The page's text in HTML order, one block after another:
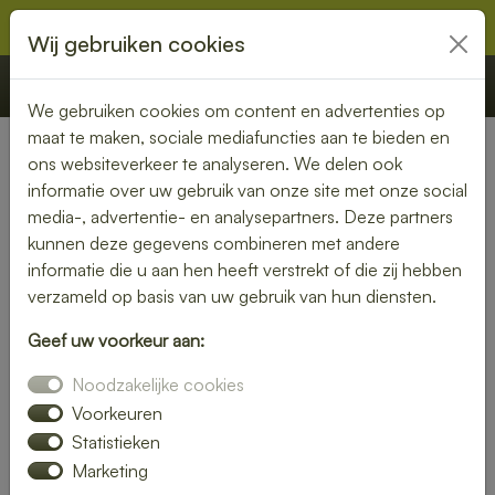
€ 0,00 Offerte Bestellen
Nederland» Geelbroek
Geniet van een bezorgde
lunch in Geelbroek – snel en
smaakvol
maakt je dag compleet. Laat je lunch bezorgen in Geelbroek
en kies uit een uitgebreid assortiment verse broodjes,
salades en warme gerechten.
Wij zorgen voor een snelle levering, zodat jij onbezorgd kunt
Wij gebruiken cookies
We gebruiken cookies om content en advertenties op
maat te maken, sociale mediafuncties aan te bieden en
ons websiteverkeer te analyseren. We delen ook
informatie over uw gebruik van onze site met onze social
media-, advertentie- en analysepartners. Deze partners
kunnen deze gegevens combineren met andere
informatie die u aan hen heeft verstrekt of die zij hebben
verzameld op basis van uw gebruik van hun diensten.
Geef uw voorkeur aan:
Noodzakelijke cookies
Voorkeuren
Statistieken
Marketing